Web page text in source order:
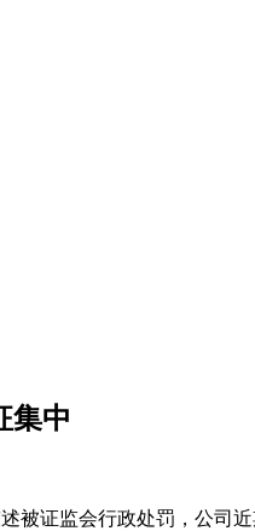
集中
被证监会行政处罚，公司